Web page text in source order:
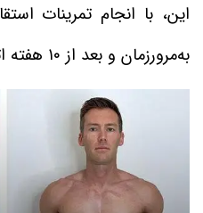
این، با انجام تمرینات
به‌مرورزمان و بعد از ۱۰ هفته اتفاق می‌افتد.